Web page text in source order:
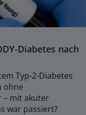
Diabetes nach
Typ-2-Diabetes
ohne
– mit akuter
war passiert?